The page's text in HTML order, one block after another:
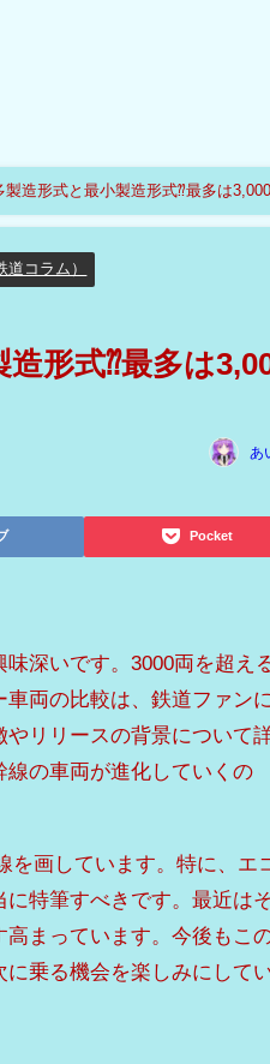
造形式と最小製造形式⁇最多は
コラム）
形式⁇最多は
あ
Pocket
深いです。3000両を超え
車両の比較は、鉄道ファン
やリリースの背景について
線の車両が進化していくの
を画しています。特に、エ
特筆すべきです。最近は
まっています。今後もこ
乗る機会を楽しみにして